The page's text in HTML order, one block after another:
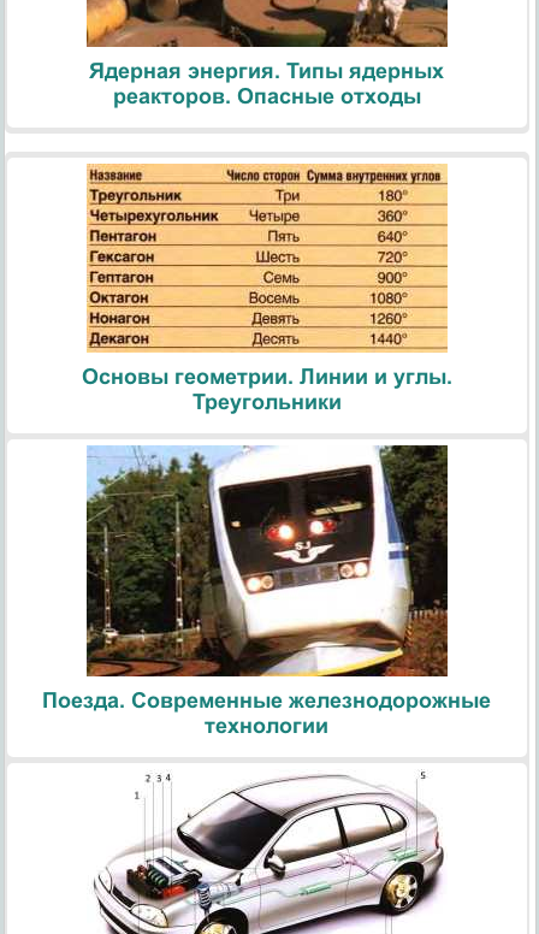
Ядерная энергия. Типы ядерных
реакторов. Опасные отходы
Основы геометрии. Линии и углы.
Треугольники
Поезда. Современные железнодорожные
технологии